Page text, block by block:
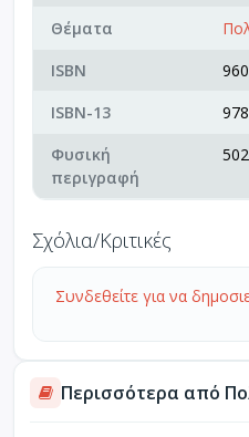
Θέματα
ISBN
ISBN-13
Φυσική
περιγραφή
Σχόλια/Κριτικές
Συνδεθείτε για να
Περισσότερα από